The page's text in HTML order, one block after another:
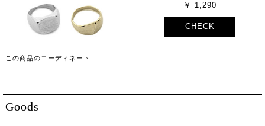
1,290
CHECK
この商品のコーディネート
Goods